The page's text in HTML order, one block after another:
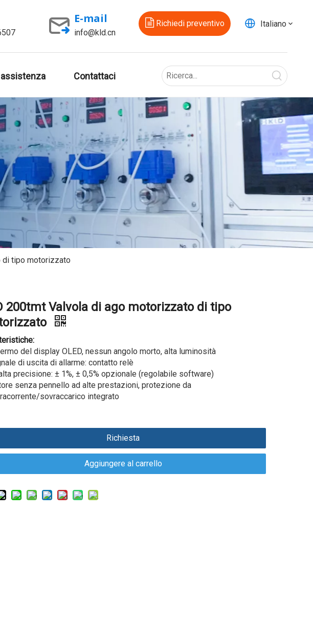
E-mail
info@kld.cn
Richiedi preventivo Italiano
Contattaci
di tipo motorizzato
200tmt Valvola di ago motorizzato di tipo
del display OLED, nessun angolo morto, alta luminosità
di uscita di allarme: contatto relè
precisione: ± 1%, ± 0,5% opzionale (regolabile software)
senza pennello ad alte prestazioni, protezione da
sovraccarico integrato
Richiesta
Aggiungere al carrello